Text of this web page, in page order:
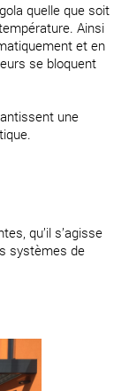
quelle que soit
Ainsi
et en
se bloquent
une
qu’il s’agisse
systèmes de